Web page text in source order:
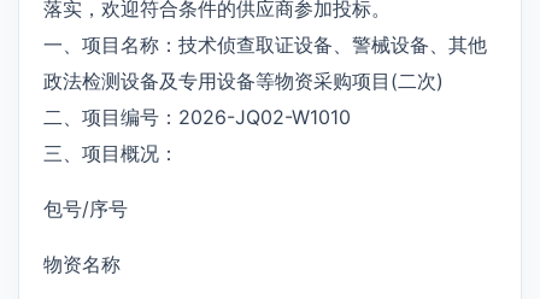
落实，欢迎符合条件的供应商参加投标。
一、项目名称：技术侦查取证设备、警械设备、其他
政法检测设备及专用设备等物资采购项目(二次)
二、项目编号：2026-JQ02-W1010
三、项目概况：
包号/序号
物资名称